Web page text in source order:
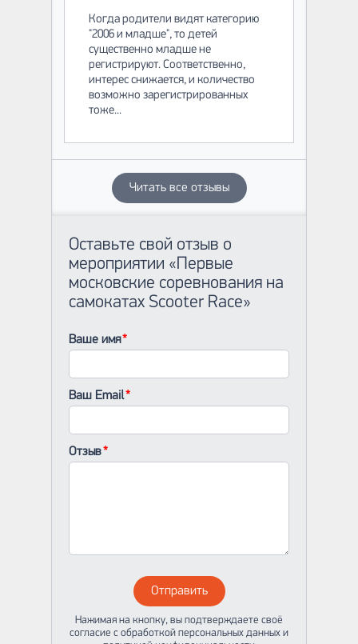
Когда родители видят категорию
"2006 и младше", то детей
существенно младше не
регистрируют. Соответственно,
интерес снижается, и количество
возможно зарегистрированных
тоже...
Читать все отзывы
Оставьте свой отзыв о
мероприятии «Первые
московские соревнования на
самокатах Scooter Race»
Ваше имя
Ваш Email
Отзыв
Отправить
Нажимая на кнопку, вы подтверждаете своё
согласие с обработкой персональных данных и